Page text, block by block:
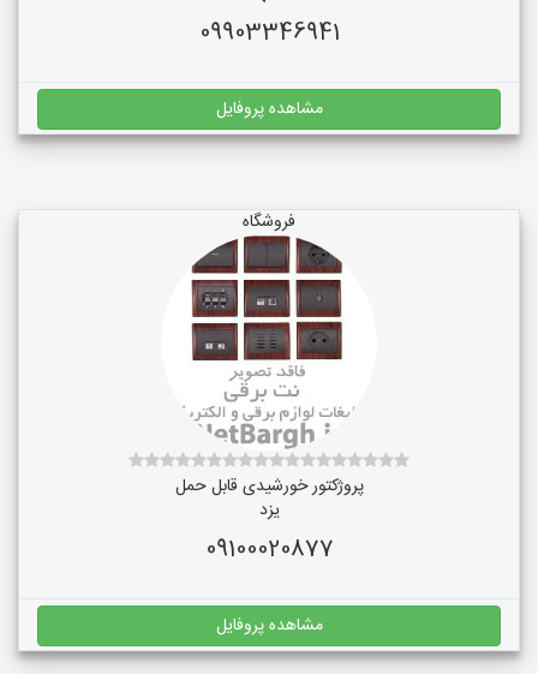
09903346941
مشاهده پروفایل
فروشگاه
پروژکتور خورشیدی قابل حمل
یزد
09100020877
مشاهده پروفایل